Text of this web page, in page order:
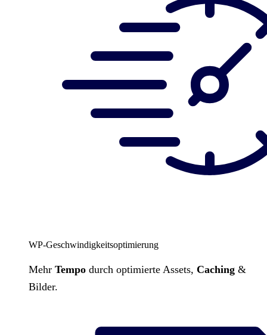
WP-Geschwindigkeitsoptimierung
Mehr Tempo durch optimierte Assets, Caching &
Bilder.